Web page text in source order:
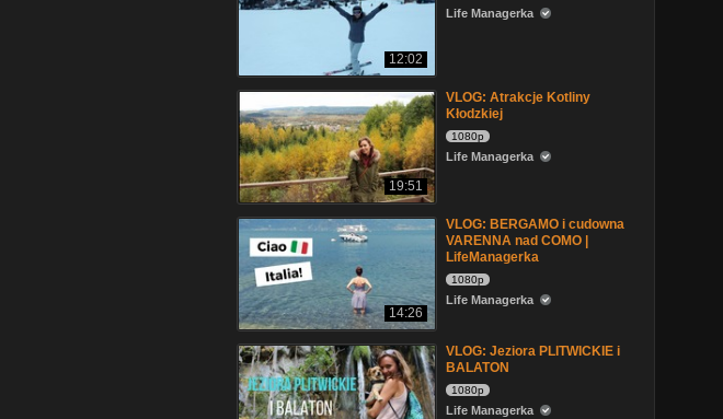
12:02
Life Managerka
19:51
VLOG: Atrakcje Kotliny
Kłodzkiej
1080p
Life Managerka
14:26
VLOG: BERGAMO i cudowna
VARENNA nad COMO |
LifeManagerka
1080p
Life Managerka
VLOG: Jeziora PLITWICKIE i
BALATON
1080p
Life Managerka